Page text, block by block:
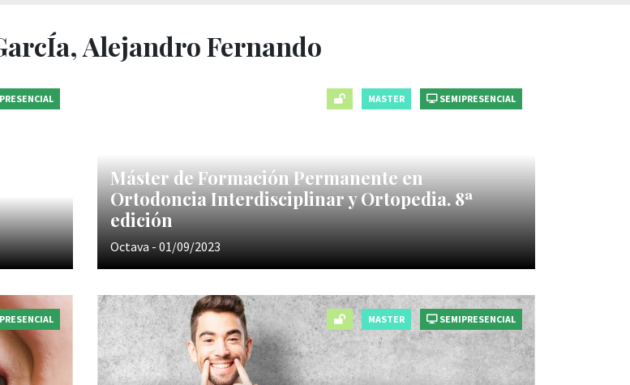
Alejandro Fernando
MASTER SEMIPRESENCIAL
Máster de Formación Permanente en
Ortodoncia Interdisciplinar y Ortopedia. 8ª
edición
Octava - 01/09/2023
MASTER SEMIPRESENCIAL